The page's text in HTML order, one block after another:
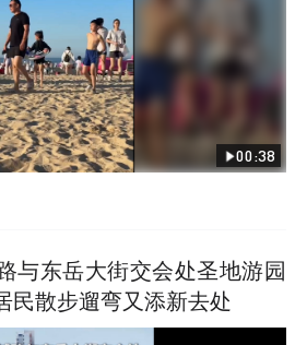
00:38
与东岳大街交会处圣地游园
民散步遛弯又添新去处